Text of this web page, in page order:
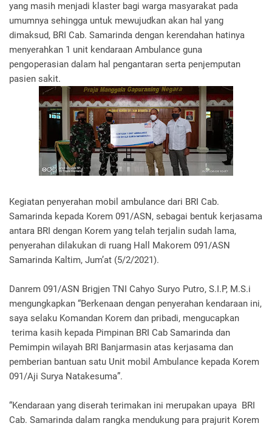
yang masih menjadi klaster bagi warga masyarakat pada
umumnya sehingga untuk mewujudkan akan hal yang
dimaksud, BRI Cab. Samarinda dengan kerendahan hatinya
menyerahkan 1 unit kendaraan Ambulance guna
pengoperasian dalam hal pengantaran serta penjemputan
pasien sakit.
Kegiatan penyerahan mobil ambulance dari BRI Cab.
Samarinda kepada Korem 091/ASN, sebagai bentuk kerjasama
antara BRI dengan Korem yang telah terjalin sudah lama,
penyerahan dilakukan di ruang Hall Makorem 091/ASN
Samarinda Kaltim, Jum’at (5/2/2021).
Danrem 091/ASN Brigjen TNI Cahyo Suryo Putro, S.I.P, M.S.i
mengungkapkan “Berkenaan dengan penyerahan kendaraan ini,
saya selaku Komandan Korem dan pribadi, mengucapkan
terima kasih kepada Pimpinan BRI Cab Samarinda dan
Pemimpin wilayah BRI Banjarmasin atas kerjasama dan
pemberian bantuan satu Unit mobil Ambulance kepada Korem
091/Aji Surya Natakesuma”.
“Kendaraan yang diserah terimakan ini merupakan upaya BRI
Cab. Samarinda dalam rangka mendukung para prajurit Korem